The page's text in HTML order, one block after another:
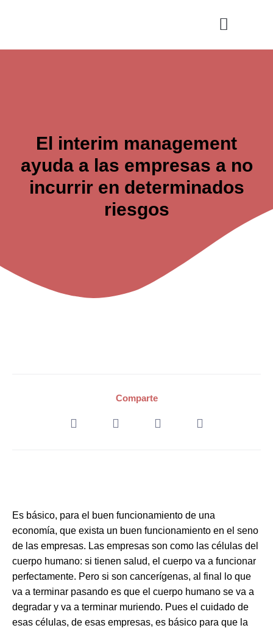
El interim management
ayuda a las empresas a no
incurrir en determinados
riesgos
Comparte
Es básico, para el buen funcionamiento de una
economía, que exista un buen funcionamiento en el seno
de las empresas. Las empresas son como las células del
cuerpo humano: si tienen salud, el cuerpo va a funcionar
perfectamente. Pero si son cancerígenas, al final lo que
va a terminar pasando es que el cuerpo humano se va a
degradar y va a terminar muriendo. Pues el cuidado de
esas células, de esas empresas, es básico para que la